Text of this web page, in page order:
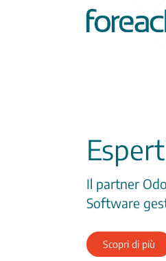
Il partner
Software
Scopri di più